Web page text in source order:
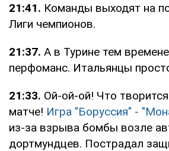
21:41. Команды выходят на
Лиги чемпионов.
21:37. А в Турине тем
перфоманс. Итальянцы
21:33. Ой-ой-ой! Что
матче! Игра "Боруссия" -
из-за взрыва бомбы возле
дортмундцев. Пострадал